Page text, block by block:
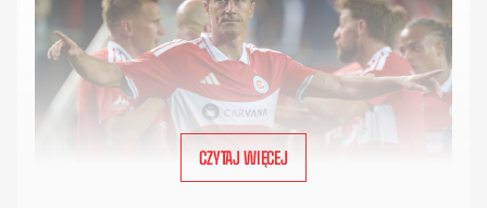
CZYTAJ WIĘCEJ